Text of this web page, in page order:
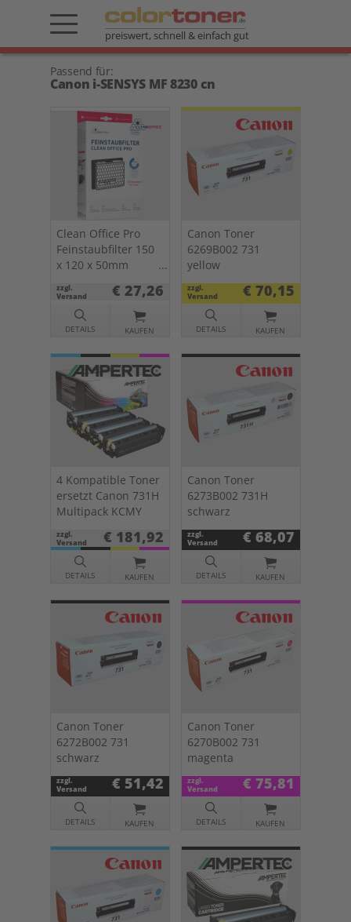
preiswert, schnell & einfach gut
Passend für:
Canon i-SENSYS MF 8230 cn
Clean Office Pro
Feinstaubfilter 150
x 120 x 50mm
Drucker u. Kopierer
zzgl.
Versand
€ 27,26
DETAILS KAUFEN
Canon Toner
6269B002 731
yellow
zzgl.
Versand
€ 70,15
DETAILS KAUFEN
4 Kompatible Toner
ersetzt Canon 731H
Multipack KCMY
zzgl.
Versand
€ 181,92
DETAILS KAUFEN
Canon Toner
6273B002 731H
schwarz
zzgl.
Versand
€ 68,07
DETAILS KAUFEN
Canon Toner
6272B002 731
schwarz
zzgl.
Versand
€ 51,42
DETAILS KAUFEN
Canon Toner
6270B002 731
magenta
zzgl.
Versand
€ 75,81
DETAILS KAUFEN